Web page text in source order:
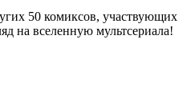
50 комиксов, участвующих
на вселенную мультсериала!